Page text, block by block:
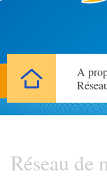
A
Réseau de